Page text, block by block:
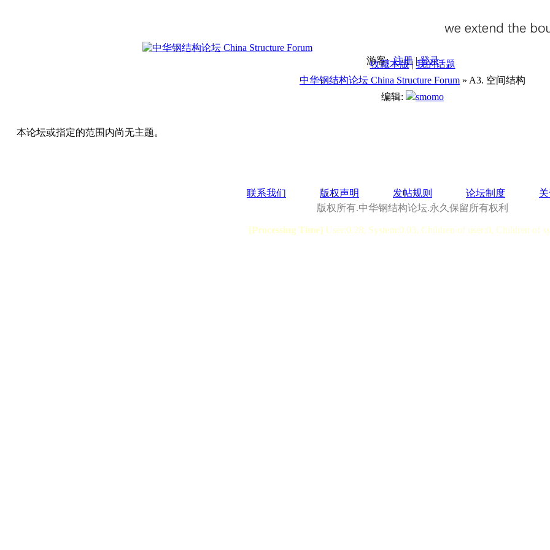
游客:注册|登录
收藏本版| 我的话题
中华钢结构论坛 China Structure Forum » A3. 空间结构
编辑:
smomo
本论坛或指定的范围内尚无主题。
联系我们 版权声明 发帖规则 论坛制度
版权所有.中华钢结构论坛.永久保留所有权利
[Processing Time] User:0.28, System:0.03, Children of user:0, Children of